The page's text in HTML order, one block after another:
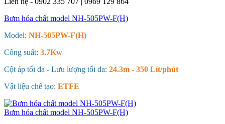
Bơm hóa chất model NH-505PW-F(H)
Model: NH-505PW-F(H)
Công suất: 3.7Kw
Cột áp tối đa - Lưu lượng tối đa: 24.3m - 350 Lít/phút
Vật liệu chế tạo: ETFE
Bơm hóa chất model NH-505PW-F(H)